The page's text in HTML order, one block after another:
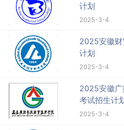
计划
2025-3-4
2025安徽财
计划
2025-3-4
2025安徽广
考试招生计
2025-3-4